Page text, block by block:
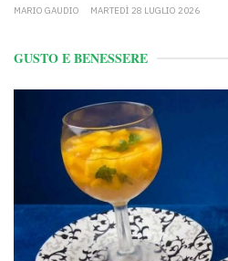
MARIO GAUDIO MARTEDÌ 28 LUGLIO 2026
GUSTO E BENESSERE